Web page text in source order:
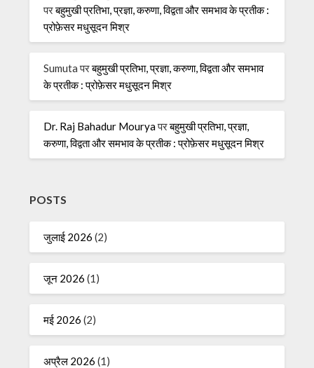
परबहुमुखी प्रतिभा, प्रज्ञा, करुणा, विद्वता और समभाव के प्रतीक :
प्रोफ़ेसर मधुसूदन मिश्र
Sumutaपरबहुमुखी प्रतिभा, प्रज्ञा, करुणा, विद्वता और समभाव
के प्रतीक : प्रोफ़ेसर मधुसूदन मिश्र
Dr. Raj Bahadur Mouryaपरबहुमुखी प्रतिभा, प्रज्ञा,
करुणा, विद्वता और समभाव के प्रतीक : प्रोफ़ेसर मधुसूदन मिश्र
POSTS
जुलाई 2026 (2)
जून 2026 (1)
मई 2026 (2)
अप्रैल 2026 (1)